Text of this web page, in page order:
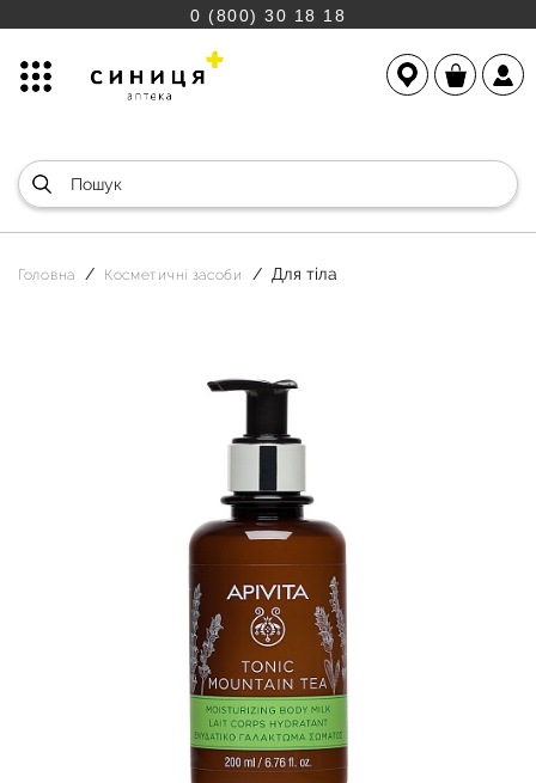
0 (800) 30 18 18
Головна Косметичні засоби Для тіла